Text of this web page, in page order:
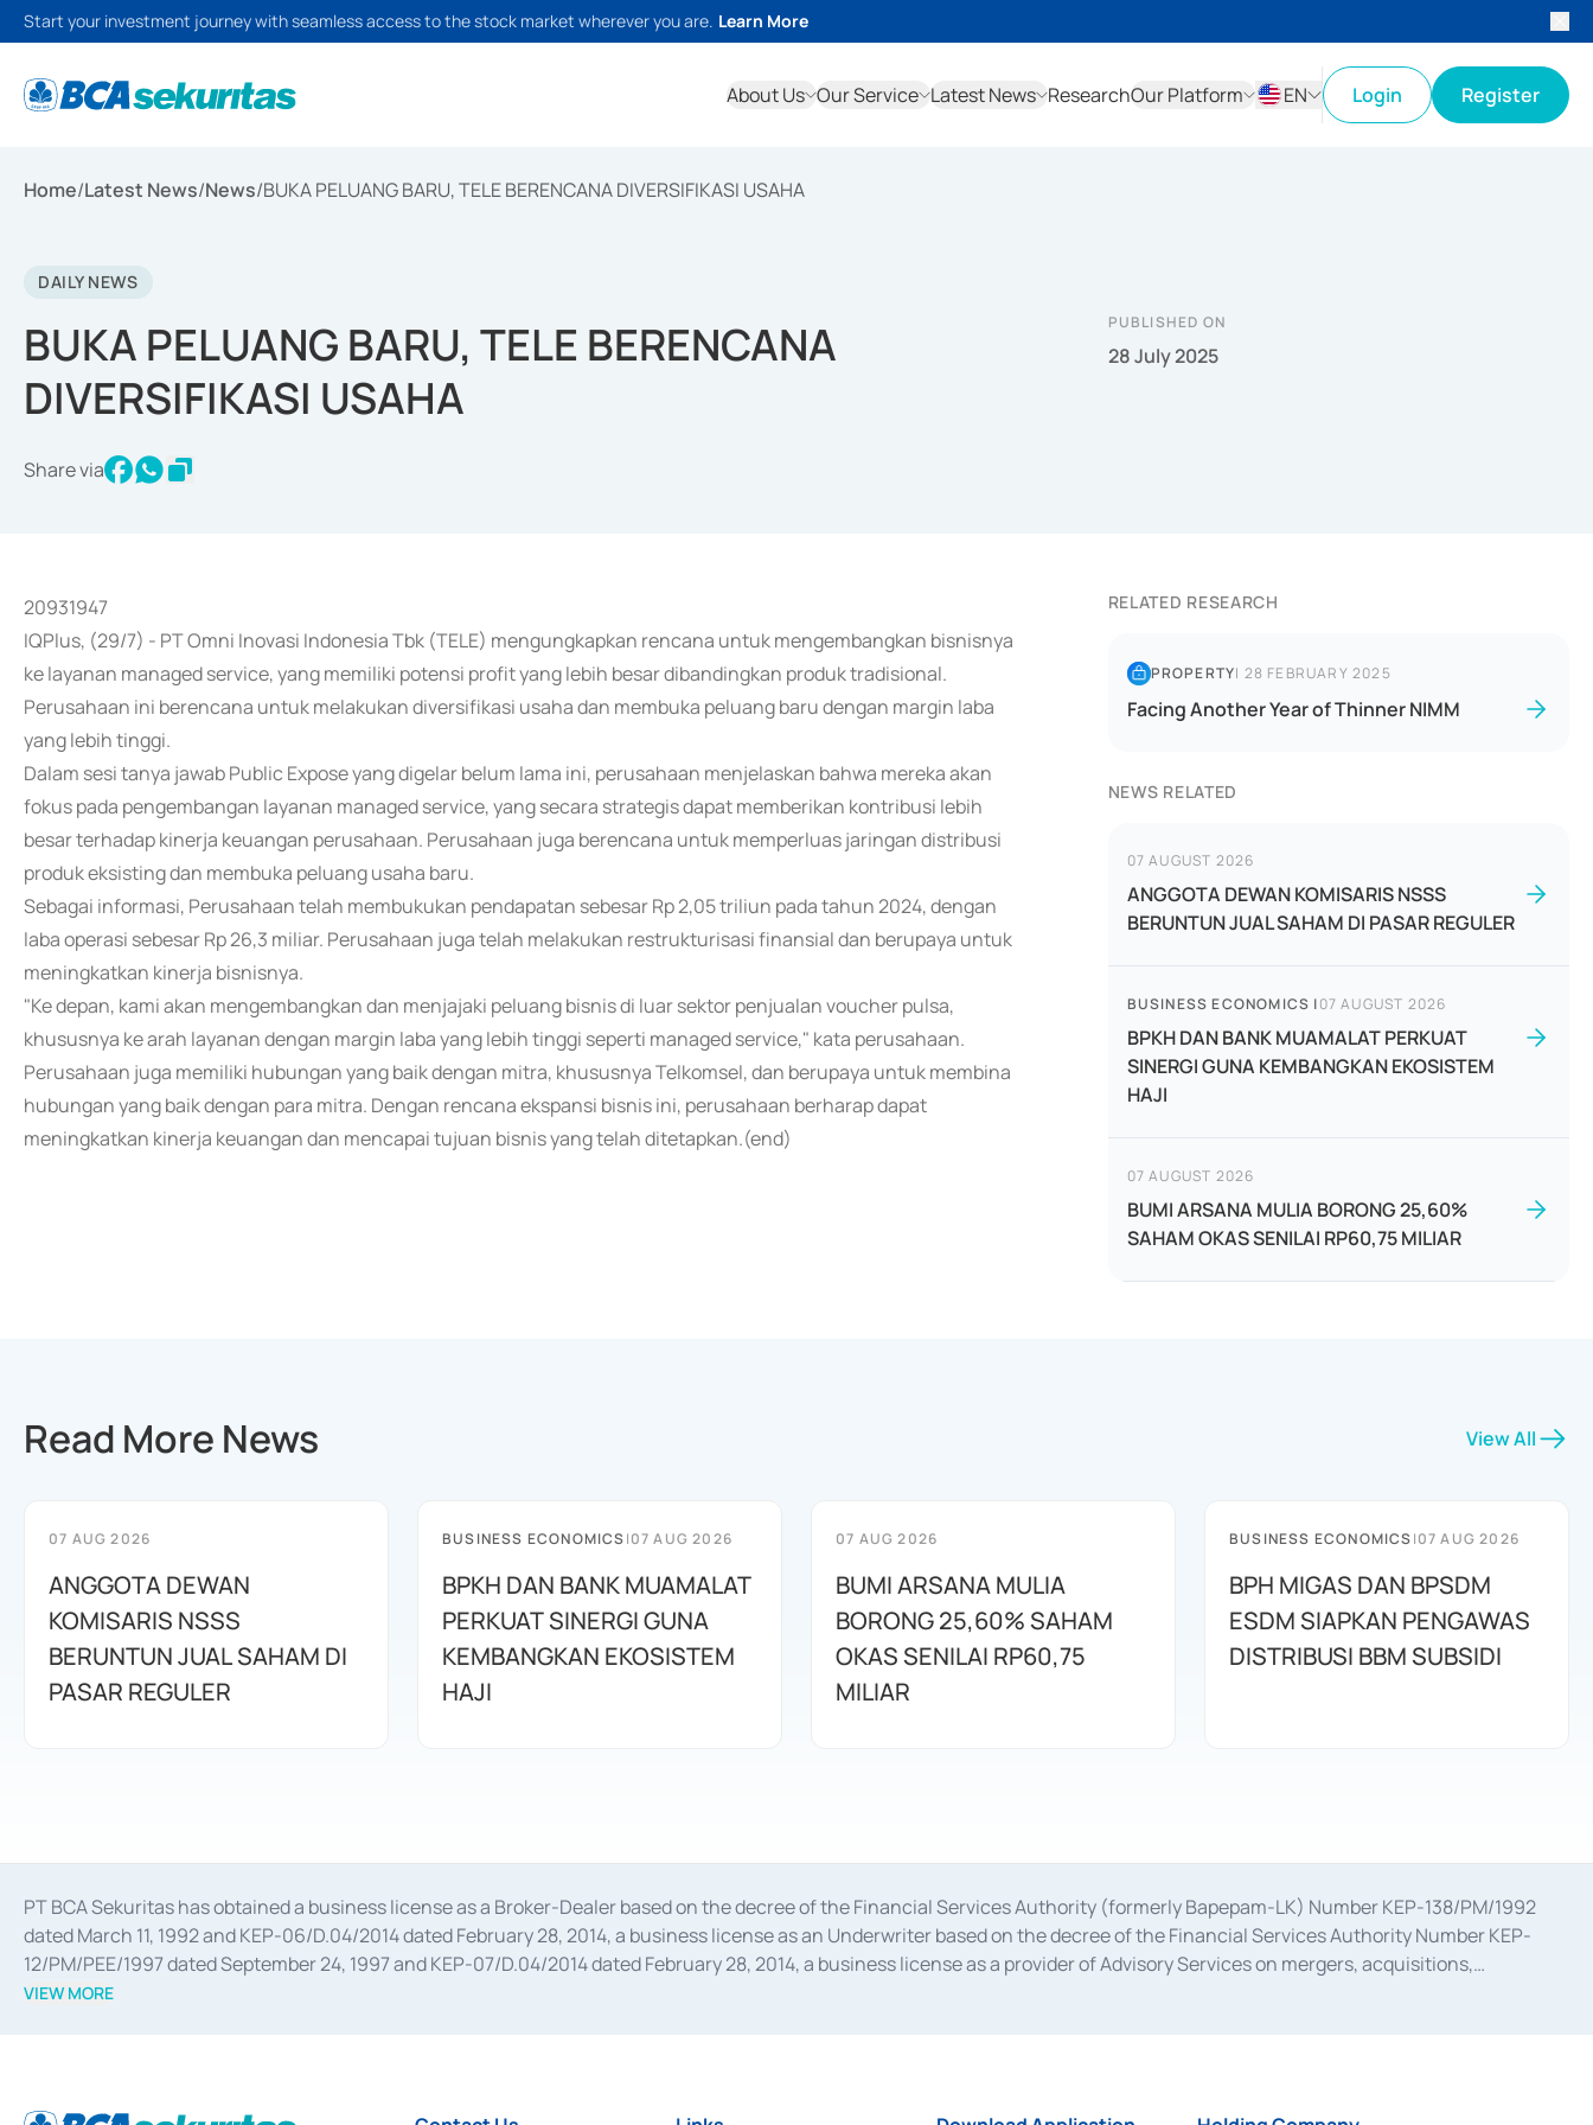
Start your investment journey with seamless access to the stock market wherever you are. Learn More
About Us Our Service Latest News ResearchOur Platform
EN
Login Register
Home/Latest News/News/BUKA PELUANG BARU, TELE BERENCANA DIVERSIFIKASI USAHA
DAILY NEWS
BUKA PELUANG BARU, TELE BERENCANA
DIVERSIFIKASI USAHA
Share via
PUBLISHED ON
28 July 2025
20931947
IQPlus, (29/7) - PT Omni Inovasi Indonesia Tbk (TELE) mengungkapkan rencana untuk mengembangkan bisnisnya
ke layanan managed service, yang memiliki potensi profit yang lebih besar dibandingkan produk tradisional.
Perusahaan ini berencana untuk melakukan diversifikasi usaha dan membuka peluang baru dengan margin laba
yang lebih tinggi.
Dalam sesi tanya jawab Public Expose yang digelar belum lama ini, perusahaan menjelaskan bahwa mereka akan
fokus pada pengembangan layanan managed service, yang secara strategis dapat memberikan kontribusi lebih
besar terhadap kinerja keuangan perusahaan. Perusahaan juga berencana untuk memperluas jaringan distribusi
produk eksisting dan membuka peluang usaha baru.
Sebagai informasi, Perusahaan telah membukukan pendapatan sebesar Rp 2,05 triliun pada tahun 2024, dengan
laba operasi sebesar Rp 26,3 miliar. Perusahaan juga telah melakukan restrukturisasi finansial dan berupaya untuk
meningkatkan kinerja bisnisnya.
"Ke depan, kami akan mengembangkan dan menjajaki peluang bisnis di luar sektor penjualan voucher pulsa,
khususnya ke arah layanan dengan margin laba yang lebih tinggi seperti managed service," kata perusahaan.
Perusahaan juga memiliki hubungan yang baik dengan mitra, khususnya Telkomsel, dan berupaya untuk membina
hubungan yang baik dengan para mitra. Dengan rencana ekspansi bisnis ini, perusahaan berharap dapat
meningkatkan kinerja keuangan dan mencapai tujuan bisnis yang telah ditetapkan.(end)
RELATED RESEARCH
PROPERTY| 28 FEBRUARY 2025
Facing Another Year of Thinner NIMM
NEWS RELATED
07 AUGUST 2026
ANGGOTA DEWAN KOMISARIS NSSS
BERUNTUN JUAL SAHAM DI PASAR REGULER
BUSINESS ECONOMICS |07 AUGUST 2026
BPKH DAN BANK MUAMALAT PERKUAT
SINERGI GUNA KEMBANGKAN EKOSISTEM
HAJI
07 AUGUST 2026
BUMI ARSANA MULIA BORONG 25,60%
SAHAM OKAS SENILAI RP60,75 MILIAR
Read More News View All
07 AUG 2026
ANGGOTA DEWAN
KOMISARIS NSSS
BERUNTUN JUAL SAHAM DI
PASAR REGULER
BUSINESS ECONOMICS|07 AUG 2026
BPKH DAN BANK MUAMALAT
PERKUAT SINERGI GUNA
KEMBANGKAN EKOSISTEM
HAJI
07 AUG 2026
BUMI ARSANA MULIA
BORONG 25,60% SAHAM
OKAS SENILAI RP60,75
MILIAR
BUSINESS ECONOMICS|07 AUG 2026
BPH MIGAS DAN BPSDM
ESDM SIAPKAN PENGAWAS
DISTRIBUSI BBM SUBSIDI
PT BCA Sekuritas has obtained a business license as a Broker-Dealer based on the decree of the Financial Services Authority (formerly Bapepam-LK) Number KEP-138/PM/1992
dated March 11, 1992 and KEP-06/D.04/2014 dated February 28, 2014, a business license as an Underwriter based on the decree of the Financial Services Authority Number KEP-
12/PM/PEE/1997 dated September 24, 1997 and KEP-07/D.04/2014 dated February 28, 2014, a business license as a provider of Advisory Services on mergers, acquisitions,
divestments, and joint ventures based on the decree of the Financial Services Authority Number S-67/PM.21/2014 dated February 28, 2014, a business license as a provider of
Settlement of Commercial Paper Transactions whose license was issued in 2018.
VIEW MORE